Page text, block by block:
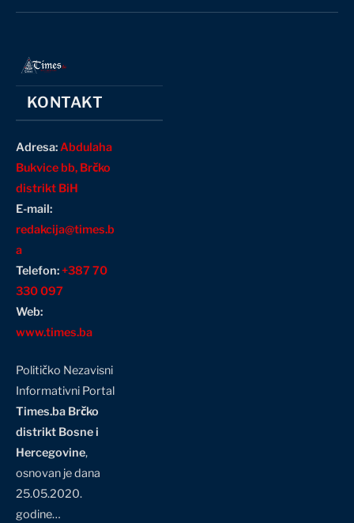
KONTAKT
Adresa:Abdulaha
Bukvice bb, Brčko
distrikt BiH
E-mail:
redakcija@times.b
a
Telefon:+387 70
330 097
Web:
www.times.ba
Političko Nezavisni
Informativni Portal
Times.ba Brčko
distrikt Bosne i
Hercegovine,
osnovan je dana
25.05.2020.
godine…